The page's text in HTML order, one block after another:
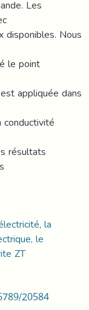
Les
Nous
le point
appliquée dans
résultats
la
le
ZT
20584